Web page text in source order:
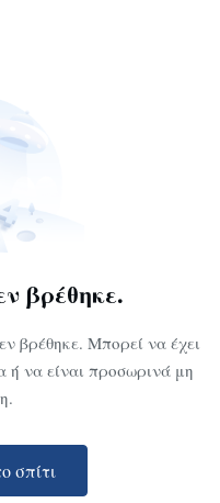
βρέθηκε.
βρέθηκε. Μπορεί να έχει
ή να είναι προσωρινά μη
σπίτι